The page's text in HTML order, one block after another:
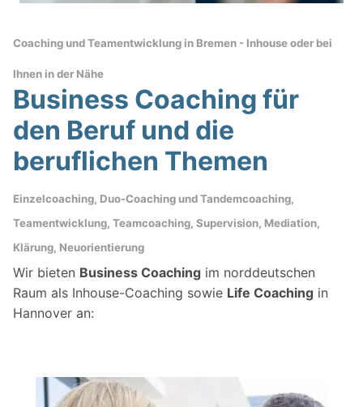
Coaching und Teamentwicklung in Bremen - Inhouse oder bei
Ihnen in der Nähe
Business Coaching für
den Beruf und die
beruflichen Themen
Einzelcoaching, Duo-Coaching und Tandemcoaching,
Teamentwicklung, Teamcoaching, Supervision, Mediation,
Klärung, Neuorientierung
Wir bieten Business Coaching im norddeutschen
Raum als Inhouse-Coaching sowie Life Coaching in
Hannover an: